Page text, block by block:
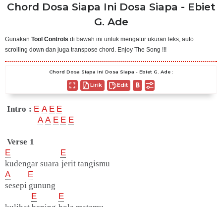
Chord Dosa Siapa Ini Dosa Siapa - Ebiet
G. Ade
Gunakan Tool Controls di bawah ini untuk mengatur ukuran teks, auto
scrolling down dan juga transpose chord. Enjoy The Song !!!
Chord Dosa Siapa Ini Dosa Siapa - Ebiet G. Ade :
Lirik Edit
Intro : E A E E
A A E E E
Verse 1
E
E
kudengar suara jerit tangismu
A
E
sesepi gunung
E
E